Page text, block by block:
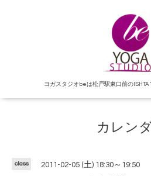
ヨガスタジオbeは松戸駅東口前のISHTA
カレン
class 2011-02-05 (土) 18:30～19:50